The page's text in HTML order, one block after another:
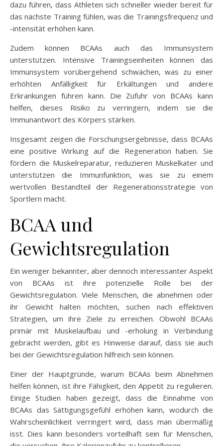
dazu führen, dass Athleten sich schneller wieder bereit für
das nächste Training fühlen, was die Trainingsfrequenz und
-intensität erhöhen kann.
Zudem können BCAAs auch das Immunsystem
unterstützen. Intensive Trainingseinheiten können das
Immunsystem vorübergehend schwächen, was zu einer
erhöhten Anfälligkeit für Erkältungen und andere
Erkrankungen führen kann. Die Zufuhr von BCAAs kann
helfen, dieses Risiko zu verringern, indem sie die
Immunantwort des Körpers stärken.
Insgesamt zeigen die Forschungsergebnisse, dass BCAAs
eine positive Wirkung auf die Regeneration haben. Sie
fördern die Muskelreparatur, reduzieren Muskelkater und
unterstützen die Immunfunktion, was sie zu einem
wertvollen Bestandteil der Regenerationsstrategie von
Sportlern macht.
BCAA und
Gewichtsregulation
Ein weniger bekannter, aber dennoch interessanter Aspekt
von BCAAs ist ihre potenzielle Rolle bei der
Gewichtsregulation. Viele Menschen, die abnehmen oder
ihr Gewicht halten möchten, suchen nach effektiven
Strategien, um ihre Ziele zu erreichen. Obwohl BCAAs
primär mit Muskelaufbau und -erholung in Verbindung
gebracht werden, gibt es Hinweise darauf, dass sie auch
bei der Gewichtsregulation hilfreich sein können.
Einer der Hauptgründe, warum BCAAs beim Abnehmen
helfen können, ist ihre Fähigkeit, den Appetit zu regulieren.
Einige Studien haben gezeigt, dass die Einnahme von
BCAAs das Sättigungsgefühl erhöhen kann, wodurch die
Wahrscheinlichkeit verringert wird, dass man übermäßig
isst. Dies kann besonders vorteilhaft sein für Menschen,